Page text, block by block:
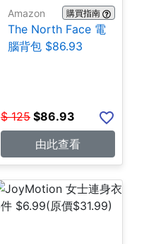
Amazon 購買指南
The North Face 電
腦背包 $86.93
$ 125 $86.93
由此查看